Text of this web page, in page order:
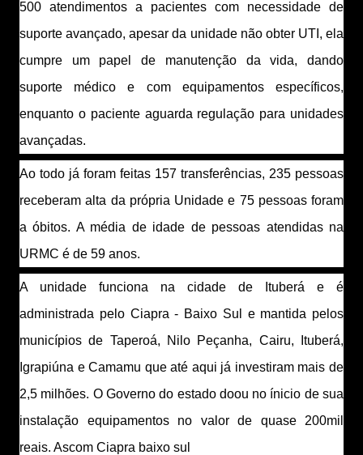
500 atendimentos a pacientes com necessidade de
suporte avançado, apesar da unidade não obter UTI, ela
cumpre um papel de manutenção da vida, dando
suporte médico e com equipamentos específicos,
enquanto o paciente aguarda regulação para unidades
avançadas.
Ao todo já foram feitas 157 transferências, 235 pessoas
receberam alta da própria Unidade e 75 pessoas foram
a óbitos. A média de idade de pessoas atendidas na
URMC é de 59 anos.
A unidade funciona na cidade de Ituberá e é
administrada pelo Ciapra - Baixo Sul e mantida pelos
municípios de Taperoá, Nilo Peçanha, Cairu, Ituberá,
Igrapiúna e Camamu que até aqui já investiram mais de
2,5 milhões. O Governo do estado doou no ínicio de sua
instalação equipamentos no valor de quase 200mil
reais. Ascom Ciapra baixo sul